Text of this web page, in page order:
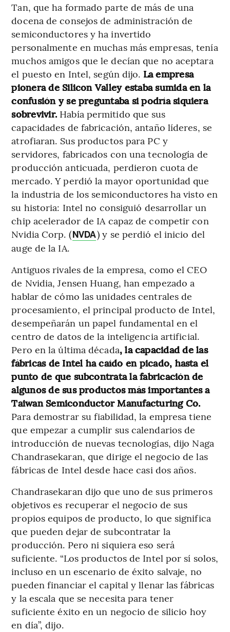
Tan, que ha formado parte de más de una
docena de consejos de administración de
semiconductores y ha invertido
personalmente en muchas más empresas, tenía
muchos amigos que le decían que no aceptara
el puesto en Intel, según dijo. La empresa
pionera de Silicon Valley estaba sumida en la
confusión y se preguntaba si podría siquiera
sobrevivir. Había permitido que sus
capacidades de fabricación, antaño líderes, se
atrofiaran. Sus productos para PC y
servidores, fabricados con una tecnología de
producción anticuada, perdieron cuota de
mercado. Y perdió la mayor oportunidad que
la industria de los semiconductores ha visto en
su historia: Intel no consiguió desarrollar un
chip acelerador de IA capaz de competir con
Nvidia Corp. (NVDA) y se perdió el inicio del
auge de la IA.
Antiguos rivales de la empresa, como el CEO
de Nvidia, Jensen Huang, han empezado a
hablar de cómo las unidades centrales de
procesamiento, el principal producto de Intel,
desempeñarán un papel fundamental en el
centro de datos de la inteligencia artificial.
Pero en la última década, la capacidad de las
fábricas de Intel ha caído en picado, hasta el
punto de que subcontrata la fabricación de
algunos de sus productos más importantes a
Taiwan Semiconductor Manufacturing Co.
Para demostrar su fiabilidad, la empresa tiene
que empezar a cumplir sus calendarios de
introducción de nuevas tecnologías, dijo Naga
Chandrasekaran, que dirige el negocio de las
fábricas de Intel desde hace casi dos años.
Chandrasekaran dijo que uno de sus primeros
objetivos es recuperar el negocio de sus
propios equipos de producto, lo que significa
que pueden dejar de subcontratar la
producción. Pero ni siquiera eso será
suficiente. “Los productos de Intel por sí solos,
incluso en un escenario de éxito salvaje, no
pueden financiar el capital y llenar las fábricas
y la escala que se necesita para tener
suficiente éxito en un negocio de silicio hoy
en día”, dijo.